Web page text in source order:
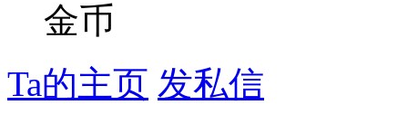
金币
Ta的主页 发私信